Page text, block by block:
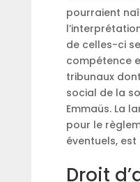
pourraient
de celles-ci
compétence
tribunaux
social de la
Emmaüs. La
pour le
éventuels,
Droit